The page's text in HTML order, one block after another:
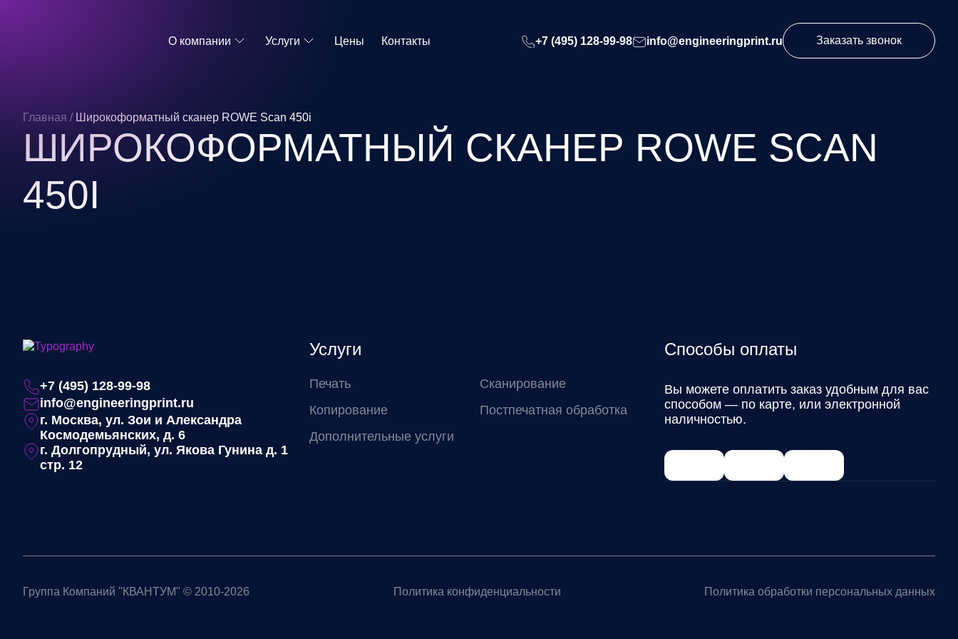
О компании Услуги Цены Контакты +7 (495) 128-99-98 info@engineeringprint.ru Заказать звонок
Главная / Широкоформатный сканер ROWE Scan 450i
ШИРОКОФОРМАТНЫЙ СКАНЕР ROWE SCAN
450I
+7 (495) 128-99-98
info@engineeringprint.ru
г. Москва, ул. Зои и Александра
Космодемьянских, д. 6
г. Долгопрудный, ул. Якова Гунина д. 1
стр. 12
Услуги
Печать
Сканирование
Копирование
Постпечатная обработка
Дополнительные услуги
Способы оплаты
Вы можете оплатить заказ удобным для вас
способом — по карте, или электронной
наличностью.
Группа Компаний "КВАНТУМ" © 2010-2026 Политика конфиденциальности Политика обработки персональных данных